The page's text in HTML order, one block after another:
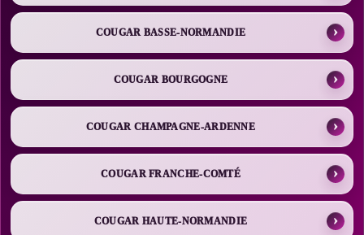
COUGAR BASSE-NORMANDIE
COUGAR BOURGOGNE
COUGAR CHAMPAGNE-ARDENNE
COUGAR FRANCHE-COMTÉ
COUGAR HAUTE-NORMANDIE